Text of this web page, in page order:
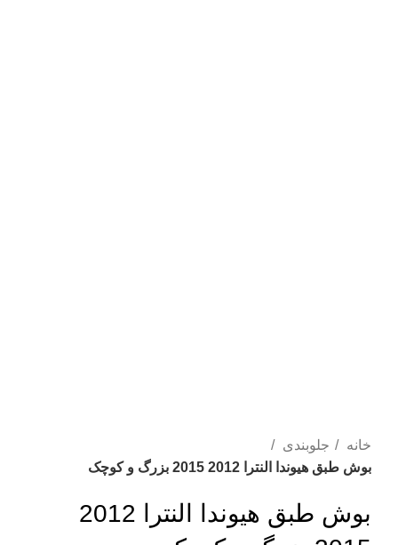
خانه
جلوبندی
بوش طبق هیوندا النترا 2012 2015 بزرگ و کوچک
بوش طبق هیوندا النترا 2012